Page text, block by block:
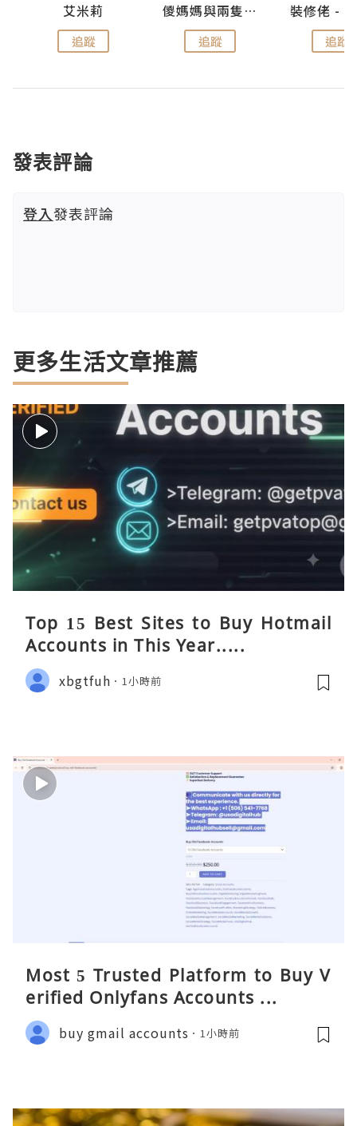
艾米莉
追蹤
儍媽媽與兩隻小魔怪之家
追蹤 追蹤
發表評論
登入發表評論
更多生活文章推薦
Top 15 Best Sites to Buy Hotmail
Accounts in This Year.....
xbgtfuh 1小時前
Most 5 Trusted Platform to Buy V
erified Onlyfans Accounts ...
buy gmail accounts 1小時前